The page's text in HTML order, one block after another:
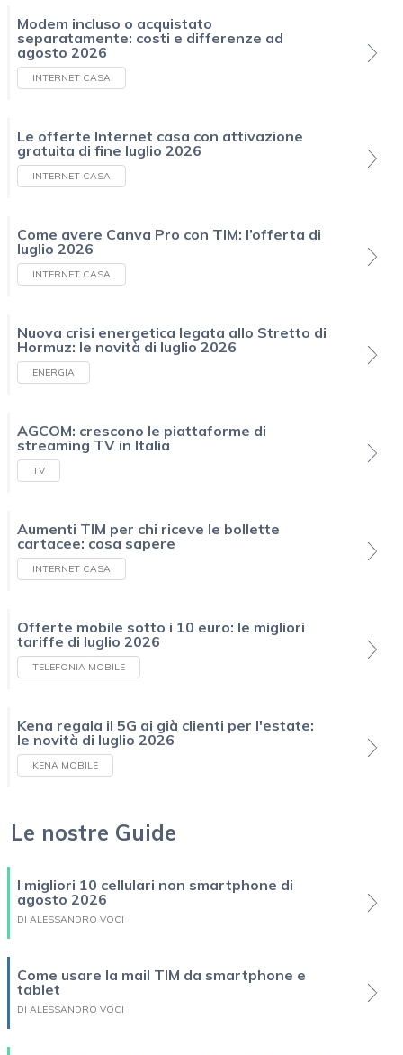
Modem incluso o acquistato
separatamente: costi e differenze ad
agosto 2026
INTERNET CASA
Le offerte Internet casa con attivazione
gratuita di fine luglio 2026
INTERNET CASA
Come avere Canva Pro con TIM: l’offerta di
luglio 2026
INTERNET CASA
Nuova crisi energetica legata allo Stretto di
Hormuz: le novità di luglio 2026
ENERGIA
AGCOM: crescono le piattaforme di
streaming TV in Italia
TV
Aumenti TIM per chi riceve le bollette
cartacee: cosa sapere
INTERNET CASA
Offerte mobile sotto i 10 euro: le migliori
tariffe di luglio 2026
TELEFONIA MOBILE
Kena regala il 5G ai già clienti per l'estate:
le novità di luglio 2026
KENA MOBILE
Le nostre Guide
I migliori 10 cellulari non smartphone di
agosto 2026
DI ALESSANDRO VOCI
Come usare la mail TIM da smartphone e
tablet
DI ALESSANDRO VOCI